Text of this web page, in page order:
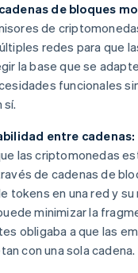
de bloques
de
redes para que
la base que se
funcionales
sí.
entre cadenas:
las criptomonedas
de cadenas de
tokens en una red y
minimizar la
obligaba a que las
con una sola cadena.